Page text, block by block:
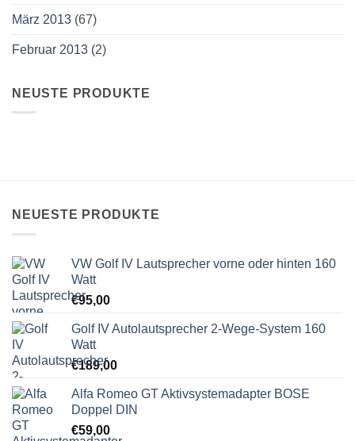
März 2013 (67)
Februar 2013 (2)
NEUSTE PRODUKTE
NEUESTE PRODUKTE
VW Golf IV Lautsprecher vorne oder hinten 160
Watt
€95,00
Golf IV Autolautsprecher 2-Wege-System 160
Watt
€189,00
Alfa Romeo GT Aktivsystemadapter BOSE
Doppel DIN
€59,00